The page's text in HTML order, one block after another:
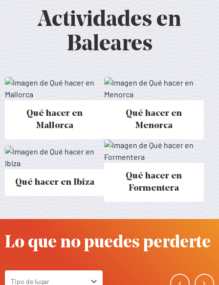
Actividades en
Baleares
Qué hacer en
Mallorca
Activitats a Mallorca - Baleares
Qué hacer en
Menorca
Activitats a Menorca - Baleares
Qué hacer en Ibiza
Activitats a Ibiza - Baleares
Qué hacer en
Formentera
Activitats a Formentera -
Lo que no puedes perderte
Toggle Select
Tipo de lugar